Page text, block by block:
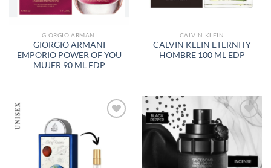
GIORGIO ARMANI
GIORGIO ARMANI
EMPORIO POWER OF YOU
MUJER 90 ML EDP
CALVIN KLEIN
CALVIN KLEIN ETERNITY
HOMBRE 100 ML EDP
A LA
LISTA
DE
AÑADIR
A LA
LISTA
DE